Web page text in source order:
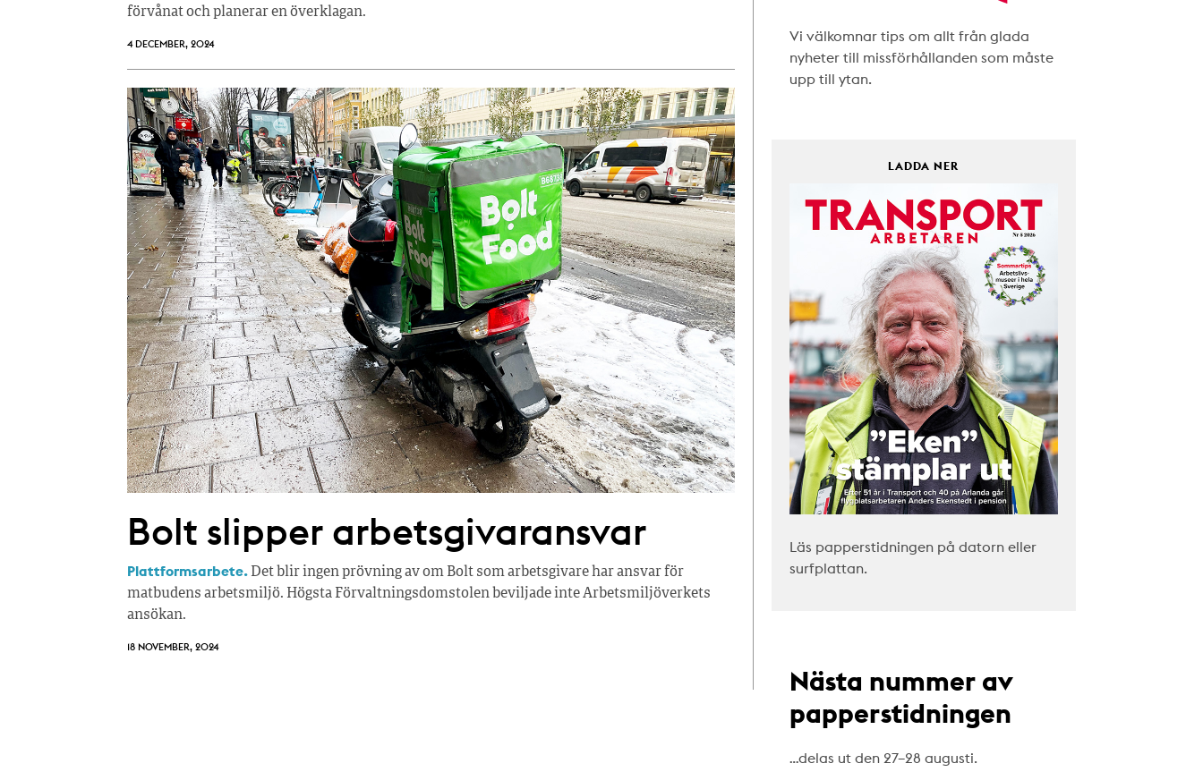
förvånat och planerar en överklagan.
4 DECEMBER, 2024
Bolt slipper arbetsgivaransvar
Plattformsarbete. Det blir ingen prövning av om Bolt som arbetsgivare har ansvar för
matbudens arbetsmiljö. Högsta Förvaltningsdomstolen beviljade inte Arbetsmiljöverkets
ansökan.
18 NOVEMBER, 2024
Vi välkomnar tips om allt från glada
nyheter till missförhållanden som måste
upp till ytan.
LADDA NER
Läs papperstidningen på datorn eller
surfplattan.
Nästa nummer av
papperstidningen
…delas ut den 27–28 augusti.